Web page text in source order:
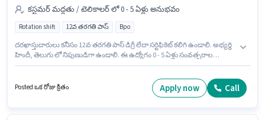
కస్టమర్ మద్దతు / టెలికాలర్ లో 0 - 5 ఏళ్లు అనుభవం
Rotation shift 12వ తరగతి పాస్ Bpo
దరఖాస్తుదారులు కనీసం 12వ తరగతి పాస్ డిగ్రీ లేదా సర్టిఫికెట్ కలిగి ఉండాలి. అభ్యర్థి
హిందీ, తెలుగు లో నిపుణుడిగా ఉండాలి. ఈ ఉద్యోగం 0 - 5 ఏళ్లు సంవత్సరాల
ఉద్యోగం, ఇందులో Rotation Shift మరియు వారానికి 6 days working ఉంటాయి.
Posted ఒక రోజు క్రితం Apply now Call